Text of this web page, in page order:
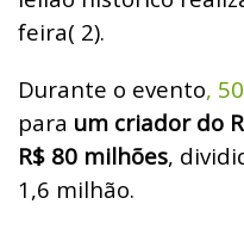
feira( 2).
Durante o evento,
para um criador do
R$ 80 milhões,
1,6 milhão.